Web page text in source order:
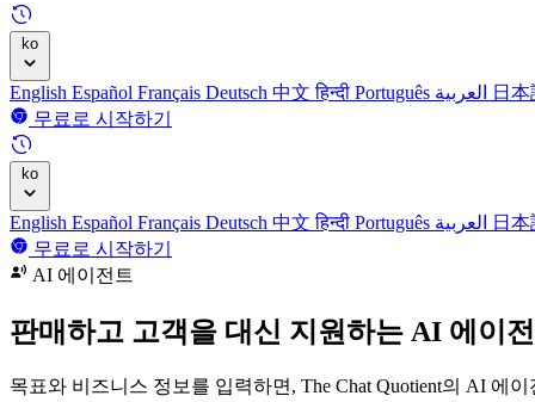
ko
English Español Français Deutsch 中文हिन्दी Português
日
무료로 시작하기
ko
English Español Français Deutsch 中文हिन्दी Português
日
무료로 시작하기
AI 에이전트
판매하고 고객을 대신 지원하는 AI 에이
목표와 비즈니스 정보를 입력하면, The Chat Quotient의 AI